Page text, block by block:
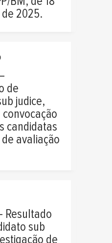
2025.
de
judice,
candidatas
avaliação
Resultado
sub
de